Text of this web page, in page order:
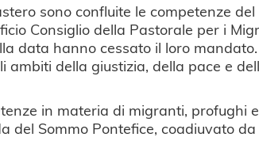
sono confluite le competenze
Consiglio della Pastorale per i
data hanno cessato il loro
ambiti della giustizia, della pace e
in materia di migranti,
del Sommo Pontefice, coadiuvato